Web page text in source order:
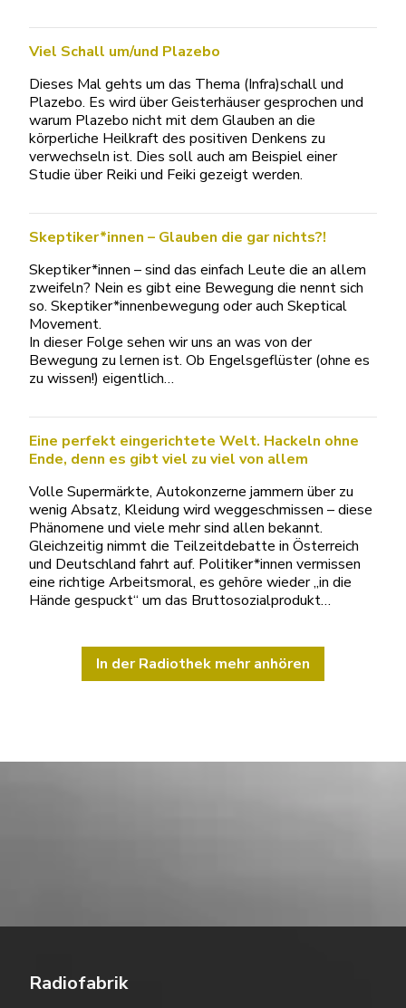
Viel Schall um/und Plazebo
Dieses Mal gehts um das Thema (Infra)schall und
Plazebo. Es wird über Geisterhäuser gesprochen und
warum Plazebo nicht mit dem Glauben an die
körperliche Heilkraft des positiven Denkens zu
verwechseln ist. Dies soll auch am Beispiel einer
Studie über Reiki und Feiki gezeigt werden.
Skeptiker*innen – Glauben die gar nichts?!
Skeptiker*innen – sind das einfach Leute die an allem
zweifeln? Nein es gibt eine Bewegung die nennt sich
so. Skeptiker*innenbewegung oder auch Skeptical
Movement.
In dieser Folge sehen wir uns an was von der
Bewegung zu lernen ist. Ob Engelsgeflüster (ohne es
zu wissen!) eigentlich…
Eine perfekt eingerichtete Welt. Hackeln ohne
Ende, denn es gibt viel zu viel von allem
Volle Supermärkte, Autokonzerne jammern über zu
wenig Absatz, Kleidung wird weggeschmissen – diese
Phänomene und viele mehr sind allen bekannt.
Gleichzeitig nimmt die Teilzeitdebatte in Österreich
und Deutschland fahrt auf. Politiker*innen vermissen
eine richtige Arbeitsmoral, es gehöre wieder „in die
Hände gespuckt“ um das Bruttosozialprodukt…
In der Radiothek mehr anhören
Radiofabrik